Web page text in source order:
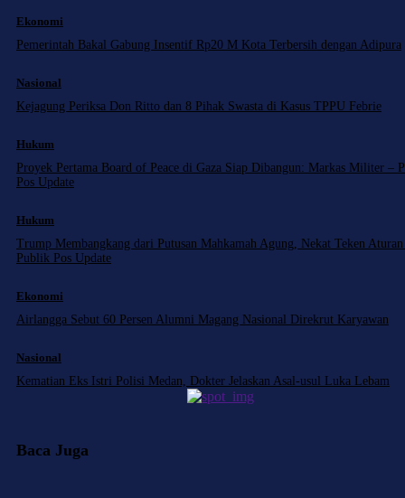
Ekonomi
Pemerintah Bakal Gabung Insentif Rp20 M Kota Terbersih dengan Adipura
Nasional
Kejagung Periksa Don Ritto dan 8 Pihak Swasta di Kasus TPPU Febrie
Hukum
Proyek Pertama Board of Peace di Gaza Siap Dibangun: Markas Militer –
Pos Update
Hukum
Trump Membangkang dari Putusan Mahkamah Agung, Nekat Teken
Publik Pos Update
Ekonomi
Airlangga Sebut 60 Persen Alumni Magang Nasional Direkrut Karyawan
Nasional
Kematian Eks Istri Polisi Medan, Dokter Jelaskan Asal-usul Luka Lebam
Baca Juga